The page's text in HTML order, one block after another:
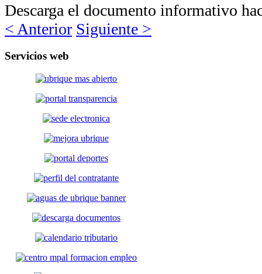
Descarga el documento informativo
< Anterior Siguiente >
Servicios web